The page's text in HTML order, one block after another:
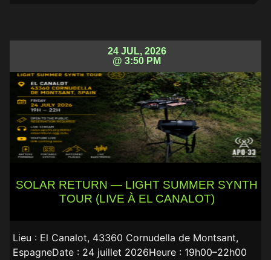
24 JUL, 2026
@ 3:50 PM
SOLAR RETURN — LIGHT SUMMER SYNTH
TOUR (LIVE À EL CANALOT)
Lieu : El Canalot, 43360 Cornudella de Montsant,
EspagneDate : 24 juillet 2026Heure : 19h00–22h00